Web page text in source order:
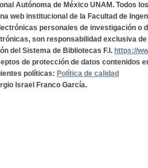
Autónoma de México UNAM. Todos
web institucional de la Facultad de
personales de investigación o
son responsabilidad exclusiva
del Sistema de Bibliotecas F.I. https://
de protección de datos contenidos
políticas: Política de calidad
Israel Franco García.